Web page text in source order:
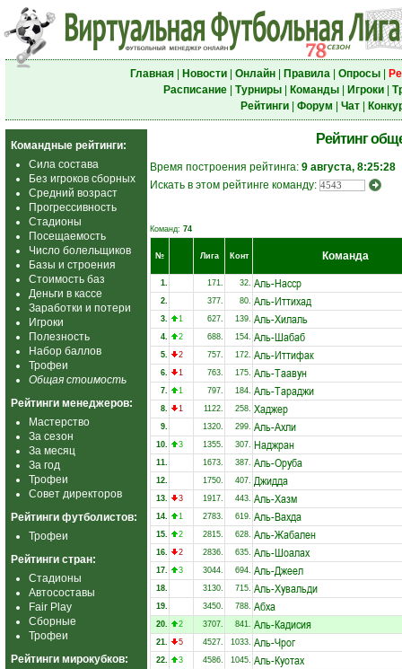
Главная| Новости| Онлайн| Правила| Опросы|
Расписание| Турниры| Команды| Игроки|
Рейтинги| Форум Чат|
Командные рейтинги:
Сила состава
Без игроков сборных
Средний возраст
Прогрессивность
Стадионы
Посещаемость
Число болельщиков
Базы и строения
Стоимость баз
Деньги в кассе
Заработки и потери
Игроки
Полезность
Набор баллов
Трофеи
Общая стоимость
Рейтинги менеджеров:
Мастерство
За сезон
За месяц
За год
Трофеи
Совет директоров
Рейтинги футболистов:
Трофеи
Рейтинги стран:
Стадионы
Автосоставы
Fair Play
Сборные
Трофеи
Рейтинги мирокубков:
Рейтинг
Время построения рейтинга: 9 августа, 8:25:28
Искать в этом рейтинге команду:
Команд: 74
№ Лига Конт Команда
1. 171. 32. Аль-Насср
2. 377. 80. Аль-Иттихад
3. 1 627. 139. Аль-Хилаль
4. 2 688. 154. Аль-Шабаб
5. 2 757. 172. Аль-Иттифак
6. 1 763. 175. Аль-Таавун
7. 1 797. 184. Аль-Тараджи
8. 1 1122. 258. Хаджер
9. 1320. 299. Аль-Ахли
10. 3 1355. 307. Наджран
11. 1673. 387. Аль-Оруба
12. 1750. 407. Джидда
13. 3 1917. 443. Аль-Хазм
14. 1 2783. 619. Аль-Вахда
15. 2 2815. 628. Аль-Жабален
16. 2 2836. 635. Аль-Шоалах
17. 3 3044. 694. Аль-Джеел
18. 3130. 715. Аль-Хувальди
19. 3450. 788. Абха
20. 2 3707. 841. Аль-Кадисия
21. 5 4527. 1033. Аль-Чрог
22. 3 4586. 1045. Аль-Куотах